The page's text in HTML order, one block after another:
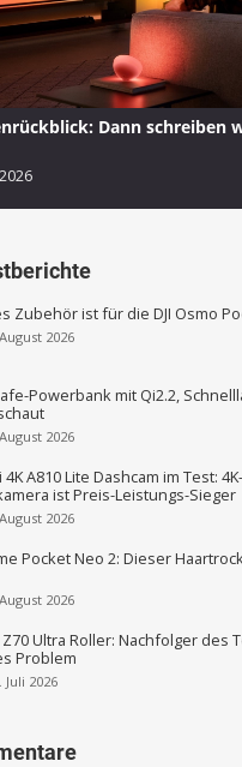
Dann schreiben
Zubehör ist für die DJI Osmo
2026
Powerbank mit Qi2.2,
2026
4K A810 Lite Dashcam im Test:
ist Preis-Leistungs-Sieger
2026
Pocket Neo 2: Dieser
2026
Ultra Roller: Nachfolger des
Problem
Juli 2026